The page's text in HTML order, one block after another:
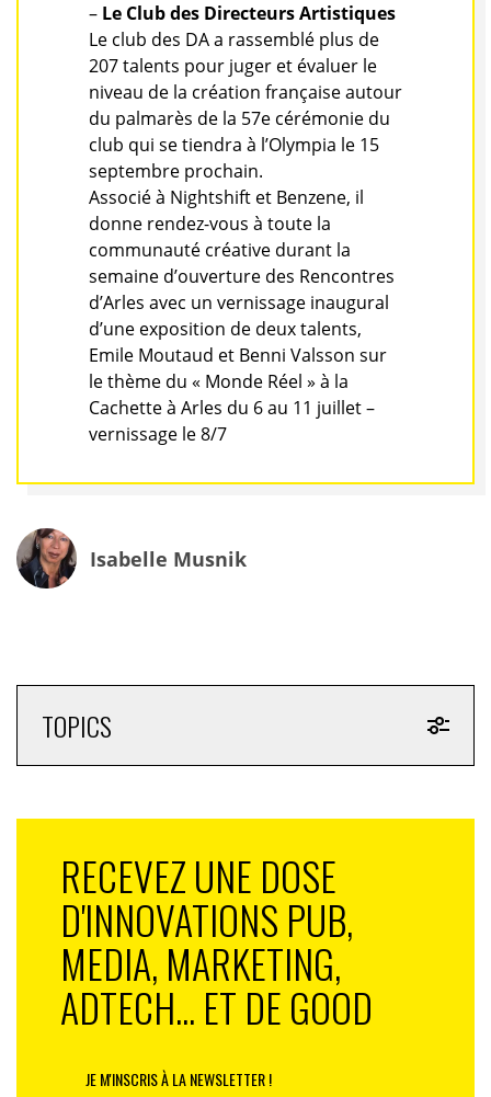
– Le Club des Directeurs Artistiques
Le club des DA a rassemblé plus de
207 talents pour juger et évaluer le
niveau de la création française autour
du palmarès de la 57e cérémonie du
club qui se tiendra à l’Olympia le 15
septembre prochain.
Associé à Nightshift et Benzene, il
donne rendez-vous à toute la
communauté créative durant la
semaine d’ouverture des Rencontres
d’Arles avec un vernissage inaugural
d’une exposition de deux talents,
Emile Moutaud et Benni Valsson sur
le thème du « Monde Réel » à la
Cachette à Arles du 6 au 11 juillet –
vernissage le 8/7
Isabelle Musnik
TOPICS
RECEVEZ UNE DOSE
D'INNOVATIONS PUB,
MEDIA, MARKETING,
ADTECH... ET DE GOOD
JE M'INSCRIS À LA NEWSLETTER !